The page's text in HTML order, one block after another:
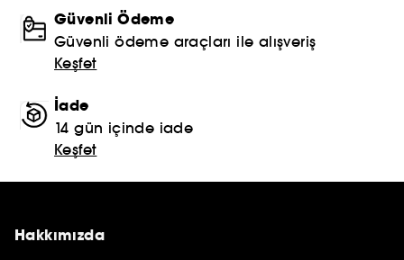
Güvenli Ödeme
Güvenli ödeme araçları ile alışveriş
Keşfet
İade
14 gün içinde iade
Keşfet
Hakkımızda